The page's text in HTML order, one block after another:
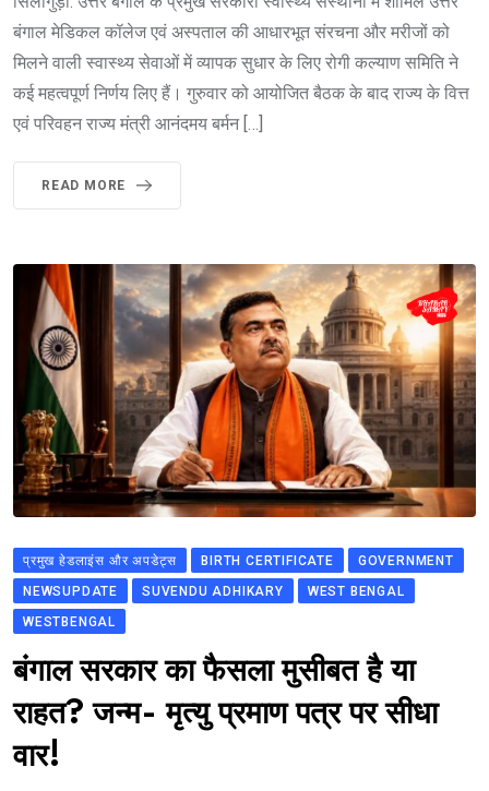
बंगाल मेडिकल कॉलेज एवं अस्पताल की आधारभूत संरचना और मरीजों को
मिलने वाली स्वास्थ्य सेवाओं में व्यापक सुधार के लिए रोगी कल्याण समिति ने
कई महत्वपूर्ण निर्णय लिए हैं। गुरुवार को आयोजित बैठक के बाद राज्य के वित्त
एवं परिवहन राज्य मंत्री आनंदमय बर्मन […]
READ MORE
प्रमुख हेडलाइंस और अपडेट्स BIRTH CERTIFICATE
GOVERNMENT
NEWSUPDATE
SUVENDU ADHIKARY
WEST BENGAL
WESTBENGAL
बंगाल सरकार का फैसला मुसीबत है या
राहत? जन्म- मृत्यु प्रमाण पत्र पर सीधा
वार!